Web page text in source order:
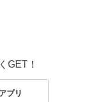
GET！
プリ